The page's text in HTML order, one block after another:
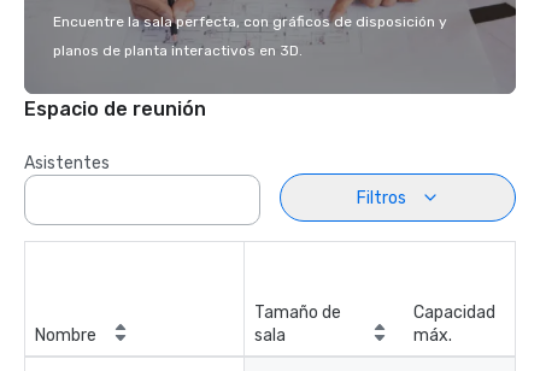
Encuentre la sala perfecta, con gráficos de disposición y
planos de planta interactivos en 3D.
Espacio de reunión
Asistentes
Filtros
Nombre
Tamaño de
sala
Capacidad
máx.